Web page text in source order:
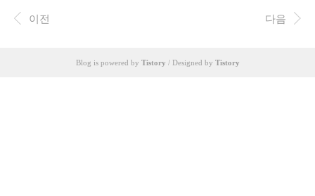
이전 다음
Blog is powered by Tistory / Designed by Tistory